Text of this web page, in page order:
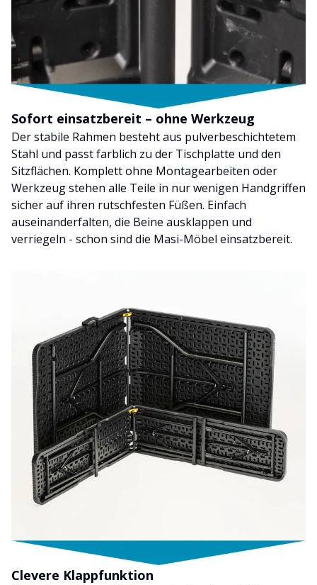
Sofort einsatzbereit – ohne Werkzeug
Der stabile Rahmen besteht aus pulverbeschichtetem
Stahl und passt farblich zu der Tischplatte und den
Sitzflächen. Komplett ohne Montagearbeiten oder
Werkzeug stehen alle Teile in nur wenigen Handgriffen
sicher auf ihren rutschfesten Füßen. Einfach
auseinanderfalten, die Beine ausklappen und
verriegeln - schon sind die Masi-Möbel einsatzbereit.
Clevere Klappfunktion